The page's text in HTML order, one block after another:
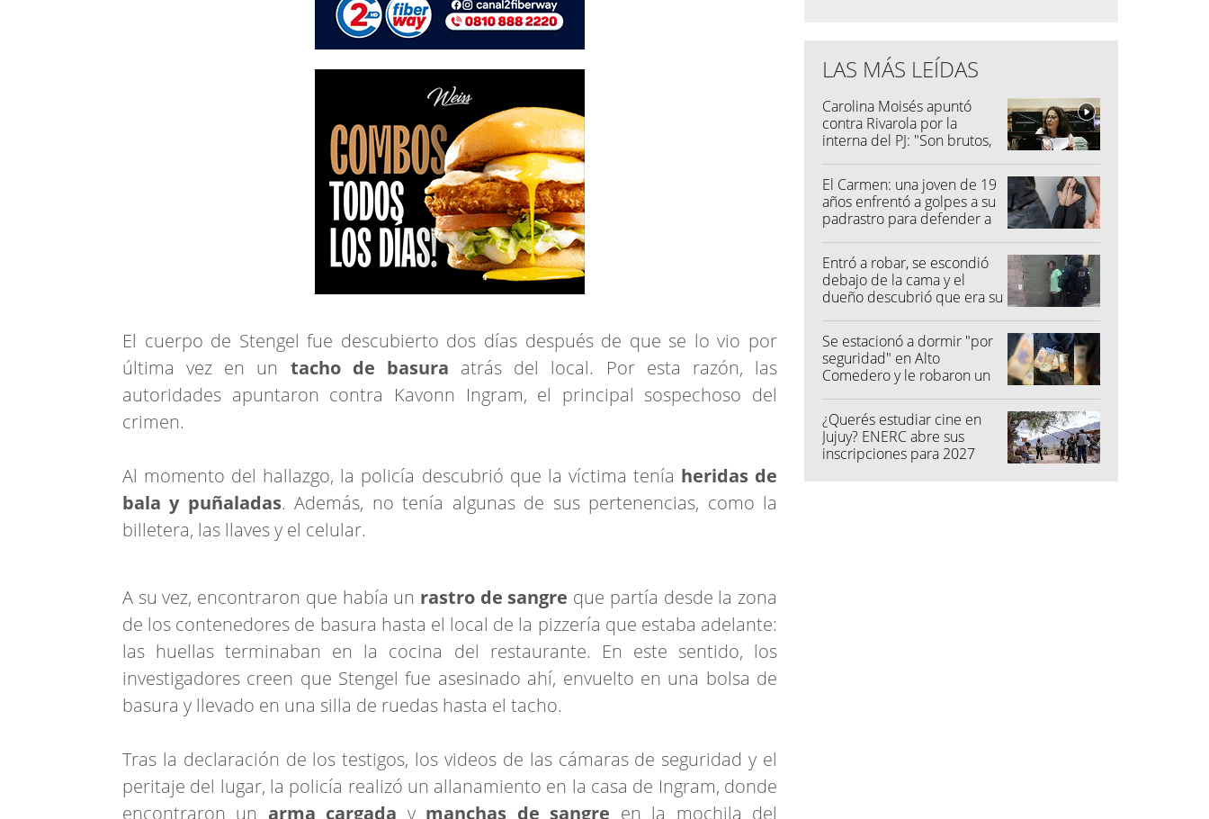
El cuerpo de Stengel fue descubierto dos días después de que se lo vio por
última vez en un tacho de basura atrás del local. Por esta razón, las
autoridades apuntaron contra Kavonn Ingram, el principal sospechoso del
crimen.
Al momento del hallazgo, la policía descubrió que la víctima tenía heridas de
bala y puñaladas. Además, no tenía algunas de sus pertenencias, como la
billetera, las llaves y el celular.
A su vez, encontraron que había un rastro de sangre que partía desde la zona
de los contenedores de basura hasta el local de la pizzería que estaba adelante:
las huellas terminaban en la cocina del restaurante. En este sentido, los
investigadores creen que Stengel fue asesinado ahí, envuelto en una bolsa de
basura y llevado en una silla de ruedas hasta el tacho.
Tras la declaración de los testigos, los videos de las cámaras de seguridad y el
peritaje del lugar, la policía realizó un allanamiento en la casa de Ingram, donde
encontraron un arma cargada y manchas de sangre en la mochila del
LAS MÁS LEÍDAS
Carolina Moisés apuntó
contra Rivarola por la
interna del PJ: "Son brutos,
El Carmen: una joven de 19
años enfrentó a golpes a su
padrastro para defender a
Entró a robar, se escondió
debajo de la cama y el
dueño descubrió que era su
Se estacionó a dormir "por
seguridad" en Alto
Comedero y le robaron un
¿Querés estudiar cine en
Jujuy? ENERC abre sus
inscripciones para 2027